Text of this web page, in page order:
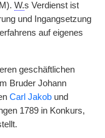
W.s Verdienst ist
und Ingangsetzung
auf eigenes
geschäftlichen
Bruder Johann
Carl Jakob und
1789 in Konkurs,